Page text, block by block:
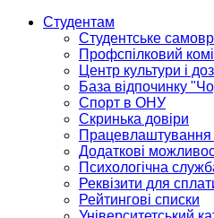
Студентам
Студентське
Профспілковий
Центр культури і
База відпочинку
Спорт в ОНУ
Скринька довіри
Працевлаштування
Додаткові
Психологічна
Реквізити для
Рейтингові списки